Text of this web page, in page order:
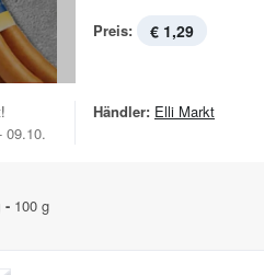
Preis: € 1,29
09.10.
Händler: Elli Markt
- 100 g